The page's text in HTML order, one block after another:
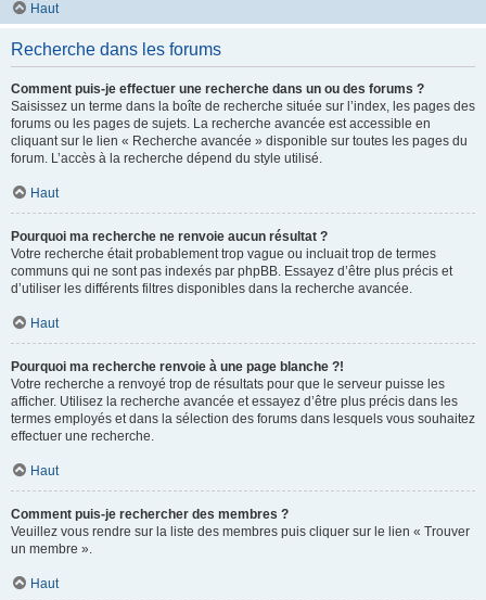
Haut
Recherche dans les forums
Comment puis-je effectuer une recherche dans un ou des forums ?
Saisissez un terme dans la boîte de recherche située sur l’index, les pages des
forums ou les pages de sujets. La recherche avancée est accessible en
cliquant sur le lien « Recherche avancée » disponible sur toutes les pages du
forum. L’accès à la recherche dépend du style utilisé.
Haut
Pourquoi ma recherche ne renvoie aucun résultat ?
Votre recherche était probablement trop vague ou incluait trop de termes
communs qui ne sont pas indexés par phpBB. Essayez d’être plus précis et
d’utiliser les différents filtres disponibles dans la recherche avancée.
Haut
Pourquoi ma recherche renvoie à une page blanche ?!
Votre recherche a renvoyé trop de résultats pour que le serveur puisse les
afficher. Utilisez la recherche avancée et essayez d’être plus précis dans les
termes employés et dans la sélection des forums dans lesquels vous souhaitez
effectuer une recherche.
Haut
Comment puis-je rechercher des membres ?
Veuillez vous rendre sur la liste des membres puis cliquer sur le lien « Trouver
un membre ».
Haut